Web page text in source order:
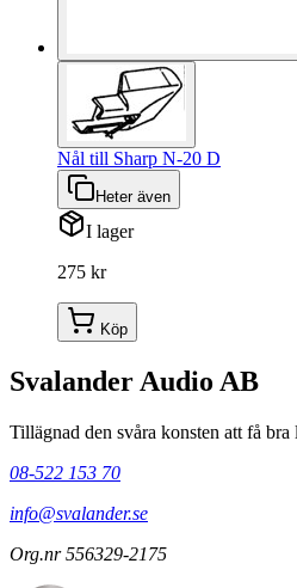
Nål till Sharp N-20 D
Heter även
I lager
275 kr
Köp
Svalander Audio AB
Tillägnad den svåra konsten att få bra
08-522 153 70
info@svalander.se
Org.nr 556329-2175